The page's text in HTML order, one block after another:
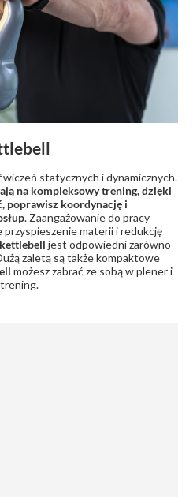
statycznych i dynamicznych.
na kompleksowy trening, dzięki
poprawisz koordynację i
. Zaangażowanie do pracy
materii i redukcję
kettlebell jest odpowiedni zarówno
zaletą są także kompaktowe
możesz zabrać ze sobą w plener i